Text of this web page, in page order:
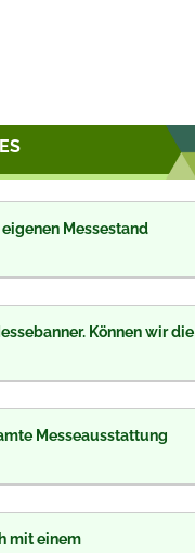
Messestand
Können wir die
Messeausstattung
mit einem